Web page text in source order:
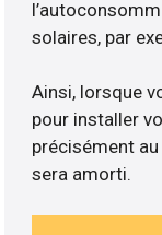
solaires, par
Ainsi, lorsque
pour installer
précisément
sera amorti.